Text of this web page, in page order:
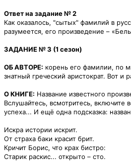
Ответ на задание № 2
Как оказалось, "сытых" фамилий в
разумеется, его произведение –
ЗАДАНИЕ № 3 (1 сезон)
ОБ АВТОРЕ: корень его фамилии, по
знатный греческий аристократ. Вот и
О КНИГЕ: Название известного
Вслушайтесь, всмотритесь, включите
успеха... И ещё одна подсказка:
Искра истории искрит.
От страха баки красит брит.
Кричит Борис, что крах бистро:
Старик раскис... открыто – сто.